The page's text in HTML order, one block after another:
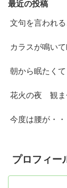
最近の投稿
文句を言われ
カラスが鳴い
朝から眠たくて
花火の夜 観ま
今度は腰が・・
プロフィー